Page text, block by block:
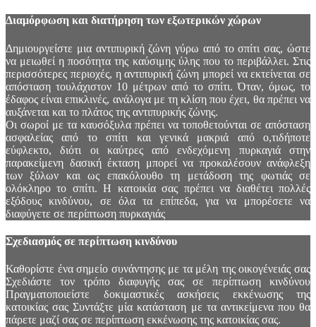
Διαμόρφωση και διατήρηση των εξωτερικών χώρων
Δημιουργείστε μια αντιπυρική ζώνη γύρω από το σπίτι σας, ώστε
να μειωθεί η ποσότητα της καύσιμης ύλης που το περιβάλλει. Στις
περισσότερες περιοχές, η αντιπυρική ζώνη μπορεί να εκτείνεται σε
απόσταση τουλάχιστον 10 μέτρων από το σπίτι. Όταν, όμως, το
έδαφος είναι επικλινές, ανάλογα με τη κλίση που έχει, θα πρέπει να
αυξάνεται και το πλάτος της αντιπυρικής ζώνης.
Οι σωροί με τα καυσόξυλα πρέπει να τοποθετούνται σε απόσταση
ασφαλείας από το σπίτι και γενικά μακριά από ο,τιδήποτε
εύφλεκτο, διότι οι καύτρες από ενδεχόμενη πυρκαγιά στην
παρακείμενη δασική έκταση μπορεί να προκαλέσουν ανάφλεξη
των ξύλων και ως επακόλουθο τη μετάδοση της φωτιάς σε
ολόκληρο το σπίτι. Η κατοικία σας πρέπει να διαθέτει πολλές
εξόδους κινδύνου, σε όλα τα επίπεδα, για να μπορέσετε να
διαφύγετε σε περίπτωση πυρκαγιάς
Σχεδιασμός σε περίπτωση κινδύνου
Καθορίστε ένα σημείο συνάντησης με τα μέλη της οικογένειάς σας
Σχεδιάστε τον τρόπο διαφυγής σας σε περίπτωση κινδύνου
Πραγματοποιείστε δοκιμαστικές ασκήσεις εκκένωσης της
κατοικίας σας Συντάξτε μία κατάσταση με τα αντικείμενα που θα
πάρετε μαζί σας σε περίπτωση εκκένωσης της κατοικίας σας.